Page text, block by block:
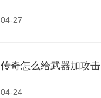
04-27
传奇怎么给武器加攻击
04-24